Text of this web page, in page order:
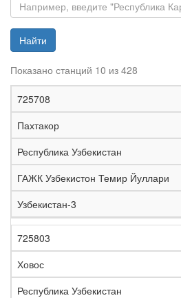
Найти
Показано станций 10 из 428
К
о
д
Н
а
з
в
а
н
и
е
С
т
а
а
е
е
з
н
а
я
д
о
о
а
е
и
н
725708
Пахтакор
Республика Узбекистан
ГАЖК Узбекистон Темир Йуллари
Узбекистан-3
725803
Ховос
Республика Узбекистан